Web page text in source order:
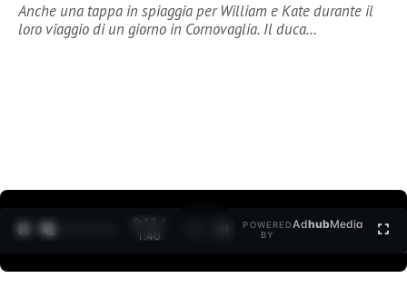
Anche una tappa in spiaggia per William e Kate durante il
loro viaggio di un giorno in Cornovaglia. Il duca…
0:13 /
1:40
POWERED
BY
AdhubMedia